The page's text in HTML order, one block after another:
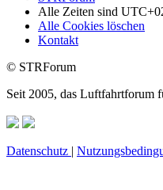
Alle Zeiten sind
Alle Cookies löschen
Kontakt
© STRForum
Seit 2005, das Luftfahrtforum
Datenschutz |